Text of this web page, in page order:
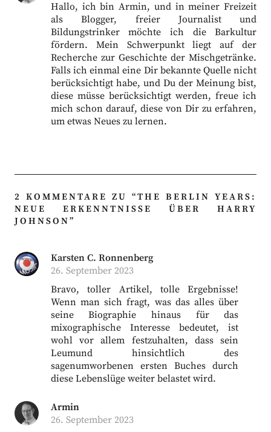
Hallo, ich bin Armin, und in meiner Freizeit
als Blogger, freier Journalist und
Bildungstrinker möchte ich die Barkultur
fördern. Mein Schwerpunkt liegt auf der
Recherche zur Geschichte der Mischgetränke.
Falls ich einmal eine Dir bekannte Quelle nicht
berücksichtigt habe, und Du der Meinung bist,
diese müsse berücksichtigt werden, freue ich
mich schon darauf, diese von Dir zu erfahren,
um etwas Neues zu lernen.
2 KOMMENTARE ZU “THE BERLIN YEARS:
NEUE ERKENNTNISSE ÜBER HARRY
JOHNSON”
Karsten C. Ronnenberg
26. September 2023
Bravo, toller Artikel, tolle Ergebnisse!
Wenn man sich fragt, was das alles über
seine Biographie hinaus für das
mixographische Interesse bedeutet, ist
wohl vor allem festzuhalten, dass sein
Leumund hinsichtlich des
sagenumworbenen ersten Buches durch
diese Lebenslüge weiter belastet wird.
Armin
26. September 2023